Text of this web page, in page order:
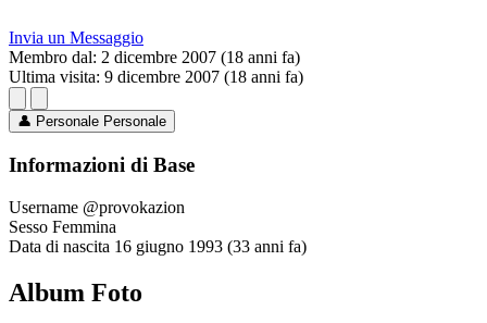
Invia un Messaggio
Membro dal: 2 dicembre 2007 (18 anni fa)
Ultima visita: 9 dicembre 2007 (18 anni fa)
👤 Personale Personale
Informazioni di Base
Username @provokazion
Sesso Femmina
Data di nascita 16 giugno 1993 (33 anni fa)
Album Foto